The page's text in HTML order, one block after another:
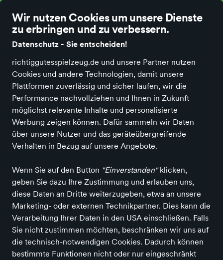
Wir nutzen Cookies um unsere Dienste
zu erbringen und zu verbessern.
Datenschutz - Sie entscheiden!
richtiggutesspielzeug.de und unsere Partner nutzen
Cookies und andere Technologien, damit unsere
Plattformen zuverlässig und sicher laufen, wir die
Performance nachvollziehen und Ihnen in Zukunft
möglichst relevante Inhalte und personalisierte
Werbung zeigen können. Dafür sammeln wir Daten
über unsere Nutzer und das geräteübergreifende
Verhalten in Bezug auf unsere Angebote.
Wenn Sie auf den Button "Einverstanden"klicken,
geben Sie dazu Ihre Zustimmung und erlauben uns,
diese Daten an Dritte weiterzugeben, etwa an unsere
Marketing- oder externen Technikpartner. Dies kann die
Verarbeitung Ihrer Daten in den USA einschließen. Falls
Sie nicht zustimmen möchten, beschränken wir uns auf
die technisch-notwendigen Cookies. Dadurch können
bestimmte Funktionen nicht oder nur eingeschränkt
Alle Kategorien Neuheiten Angebote Marken Produkte
Djeco
Alle Produkte
ALLE FILTER
Suchbegriff Angebote
462 Produkte